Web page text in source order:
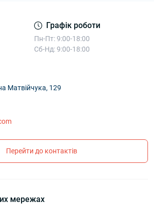
Графік роботи
Пн-Пт: 9:00-18:00
Сб-Нд: 9:00-18:00
Матвійчука, 129
Перейти до контактів
мережах